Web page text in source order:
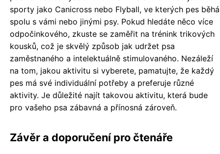
sporty jako Canicross nebo Flyball, ve kterých pes běhá
spolu s vámi nebo jinými psy. Pokud hledáte něco více
odpočinkového, zkuste se zaměřit na trénink trikových
kousků, což je skvělý způsob jak udržet psa
zaměstnaného a intelektuálně stimulovaného. Nezáleží
na tom, jakou aktivitu si vyberete, pamatujte, že každý
pes má své individuální potřeby a preferuje různé
aktivity. Je důležité najít takovou aktivitu, která bude
pro vašeho psa zábavná a přínosná zároveň.
Závěr a doporučení pro čtenáře